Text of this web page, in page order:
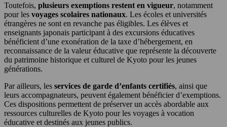
Toutefois, plusieurs exemptions restent en vigueur, notamment
pour les voyages scolaires nationaux. Les écoles et universités
étrangères ne sont en revanche pas éligibles. Les élèves et
enseignants japonais participant à des excursions éducatives
bénéficient d’une exonération de la taxe d’hébergement, en
reconnaissance de la valeur éducative que représente la découverte
du patrimoine historique et culturel de Kyoto pour les jeunes
générations.
Par ailleurs, les services de garde d’enfants certifiés, ainsi que
leurs accompagnateurs, peuvent également bénéficier d’exemptions.
Ces dispositions permettent de préserver un accès abordable aux
ressources culturelles de Kyoto pour les voyages à vocation
éducative et destinés aux jeunes publics.